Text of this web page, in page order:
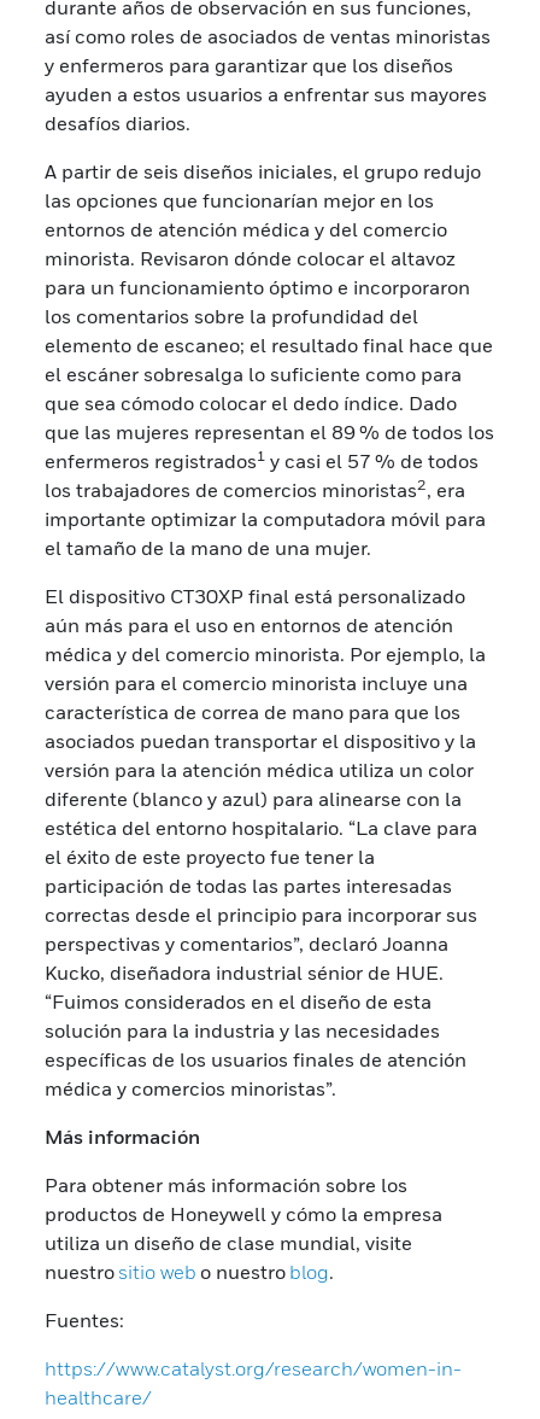
durante años de observación en sus funciones,
así como roles de asociados de ventas minoristas
y enfermeros para garantizar que los diseños
ayuden a estos usuarios a enfrentar sus mayores
desafíos diarios.
A partir de seis diseños iniciales, el grupo redujo
las opciones que funcionarían mejor en los
entornos de atención médica y del comercio
minorista. Revisaron dónde colocar el altavoz
para un funcionamiento óptimo e incorporaron
los comentarios sobre la profundidad del
elemento de escaneo; el resultado final hace que
el escáner sobresalga lo suficiente como para
que sea cómodo colocar el dedo índice. Dado
que las mujeres representan el 89 % de todos los
enfermeros registrados1 y casi el 57 % de todos
los trabajadores de comercios minoristas2, era
importante optimizar la computadora móvil para
el tamaño de la mano de una mujer.
El dispositivo CT30XP final está personalizado
aún más para el uso en entornos de atención
médica y del comercio minorista. Por ejemplo, la
versión para el comercio minorista incluye una
característica de correa de mano para que los
asociados puedan transportar el dispositivo y la
versión para la atención médica utiliza un color
diferente (blanco y azul) para alinearse con la
estética del entorno hospitalario. “La clave para
el éxito de este proyecto fue tener la
participación de todas las partes interesadas
correctas desde el principio para incorporar sus
perspectivas y comentarios”, declaró Joanna
Kucko, diseñadora industrial sénior de HUE.
“Fuimos considerados en el diseño de esta
solución para la industria y las necesidades
específicas de los usuarios finales de atención
médica y comercios minoristas”.
Más información
Para obtener más información sobre los
productos de Honeywell y cómo la empresa
utiliza un diseño de clase mundial, visite
nuestro sitio web o nuestro blog.
Fuentes:
https://www.catalyst.org/research/women-in-
healthcare/